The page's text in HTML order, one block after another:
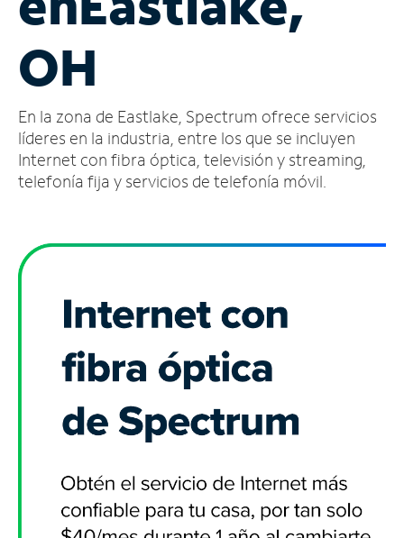
cuenta
Encuentra
tienda
OH
En la zona de Eastlake, Spectrum ofrece servicios
líderes en la industria, entre los que se incluyen
Internet con fibra óptica, televisión y streaming,
telefonía fija y servicios de telefonía móvil.